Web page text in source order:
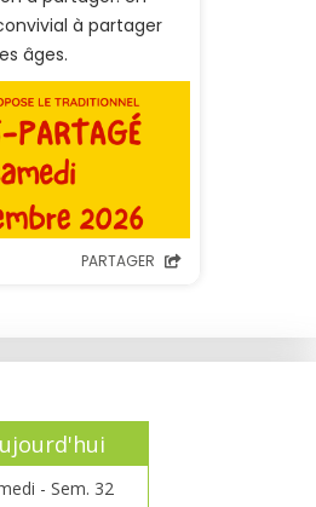
- Sem. 32